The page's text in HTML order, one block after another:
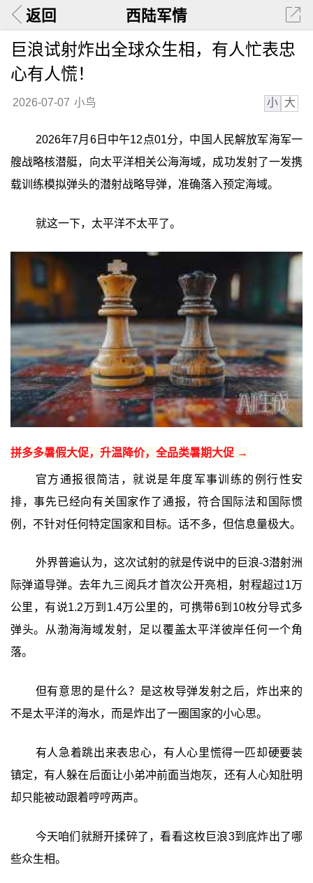
返回 西陆军情
巨浪试射炸出全球众生相，有人忙表忠
心有人慌！
2026-07-07 小鸟 小 大
2026年7月6日中午12点01分，中国人民解放军海军一
艘战略核潜艇，向太平洋相关公海海域，成功发射了一发携
载训练模拟弹头的潜射战略导弹，准确落入预定海域。
就这一下，太平洋不太平了。
拼多多暑假大促，升温降价，全品类暑期大促 →
官方通报很简洁，就说是年度军事训练的例行性安
排，事先已经向有关国家作了通报，符合国际法和国际惯
例，不针对任何特定国家和目标。话不多，但信息量极大。
外界普遍认为，这次试射的就是传说中的巨浪-3潜射洲
际弹道导弹。去年九三阅兵才首次公开亮相，射程超过1万
公里，有说1.2万到1.4万公里的，可携带6到10枚分导式多
弹头。从渤海海域发射，足以覆盖太平洋彼岸任何一个角
落。
但有意思的是什么？是这枚导弹发射之后，炸出来的
不是太平洋的海水，而是炸出了一圈国家的小心思。
有人急着跳出来表忠心，有人心里慌得一匹却硬要装
镇定，有人躲在后面让小弟冲前面当炮灰，还有人心知肚明
却只能被动跟着哼哼两声。
今天咱们就掰开揉碎了，看看这枚巨浪3到底炸出了哪
些众生相。